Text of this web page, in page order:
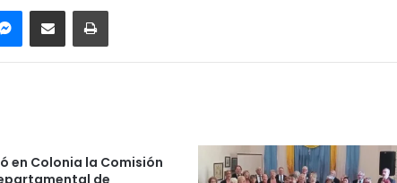
MessengerCompartir por correo electrónicoImprimir
en Colonia la Comisión
de